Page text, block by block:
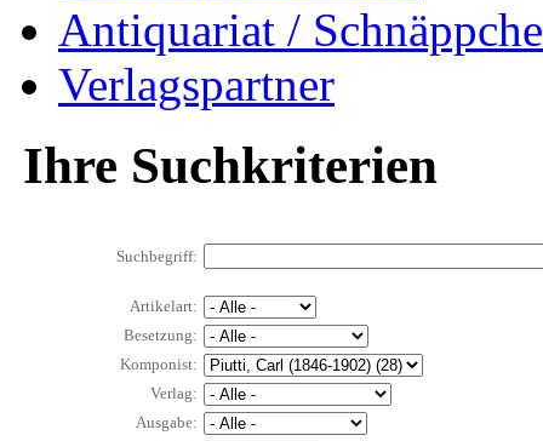
Antiquariat /
Verlagspartner
Ihre Suchkriterien
Suchbegriff:
Artikelart:
Besetzung:
Komponist:
Verlag:
Ausgabe: